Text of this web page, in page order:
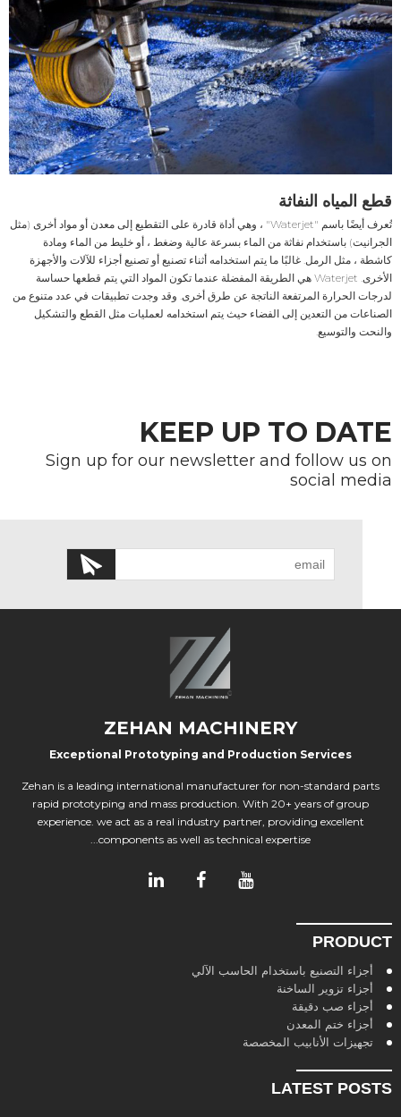
قطع المياه النفاثة
تُعرف أيضًا باسم "Waterjet" ، وهي أداة قادرة على التقطيع إلى معدن أو مواد أخرى (مثل
الجرانيت) باستخدام نفاثة من الماء بسرعة عالية وضغط ، أو خليط من الماء ومادة
كاشطة ، مثل الرمل. غالبًا ما يتم استخدامه أثناء تصنيع أو تصنيع أجزاء للآلات والأجهزة
الأخرى. Waterjet هي الطريقة المفضلة عندما تكون المواد التي يتم قطعها حساسة
لدرجات الحرارة المرتفعة الناتجة عن طرق أخرى. وقد وجدت تطبيقات في عدد متنوع من
الصناعات من التعدين إلى الفضاء حيث يتم استخدامه لعمليات مثل القطع والتشكيل
والنحت والتوسيع.
KEEP UP TO DATE
Sign up for our newsletter and follow us on
social media
ZEHAN MACHINERY
Exceptional Prototyping and Production Services
Zehan is a leading international manufacturer for non-standard parts
rapid prototyping and mass production. With 20+ years of group
experience. we act as a real industry partner, providing excellent
components as well as technical expertise...
PRODUCT
أجزاء التصنيع باستخدام الحاسب الآلي
أجزاء تزوير الساخنة
أجزاء صب دقيقة
أجزاء ختم المعدن
تجهيزات الأنابيب المخصصة
LATEST POSTS